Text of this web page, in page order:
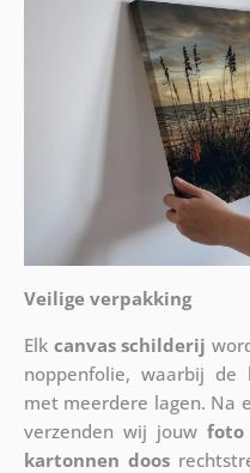
Veilige verpakking
Elk canvas schilderij
noppenfolie, waarbij de
met meerdere lagen. Na
verzenden wij jouwfoto
kartonnen doos